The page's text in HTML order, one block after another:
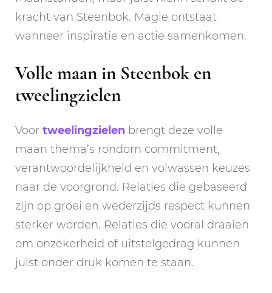
kracht van Steenbok. Magie ontstaat
wanneer inspiratie en actie samenkomen.
Volle maan in Steenbok en
tweelingzielen
Voor tweelingzielen brengt deze volle
maan thema’s rondom commitment,
verantwoordelijkheid en volwassen keuzes
naar de voorgrond. Relaties die gebaseerd
zijn op groei en wederzijds respect kunnen
sterker worden. Relaties die vooral draaien
om onzekerheid of uitstelgedrag kunnen
juist onder druk komen te staan.